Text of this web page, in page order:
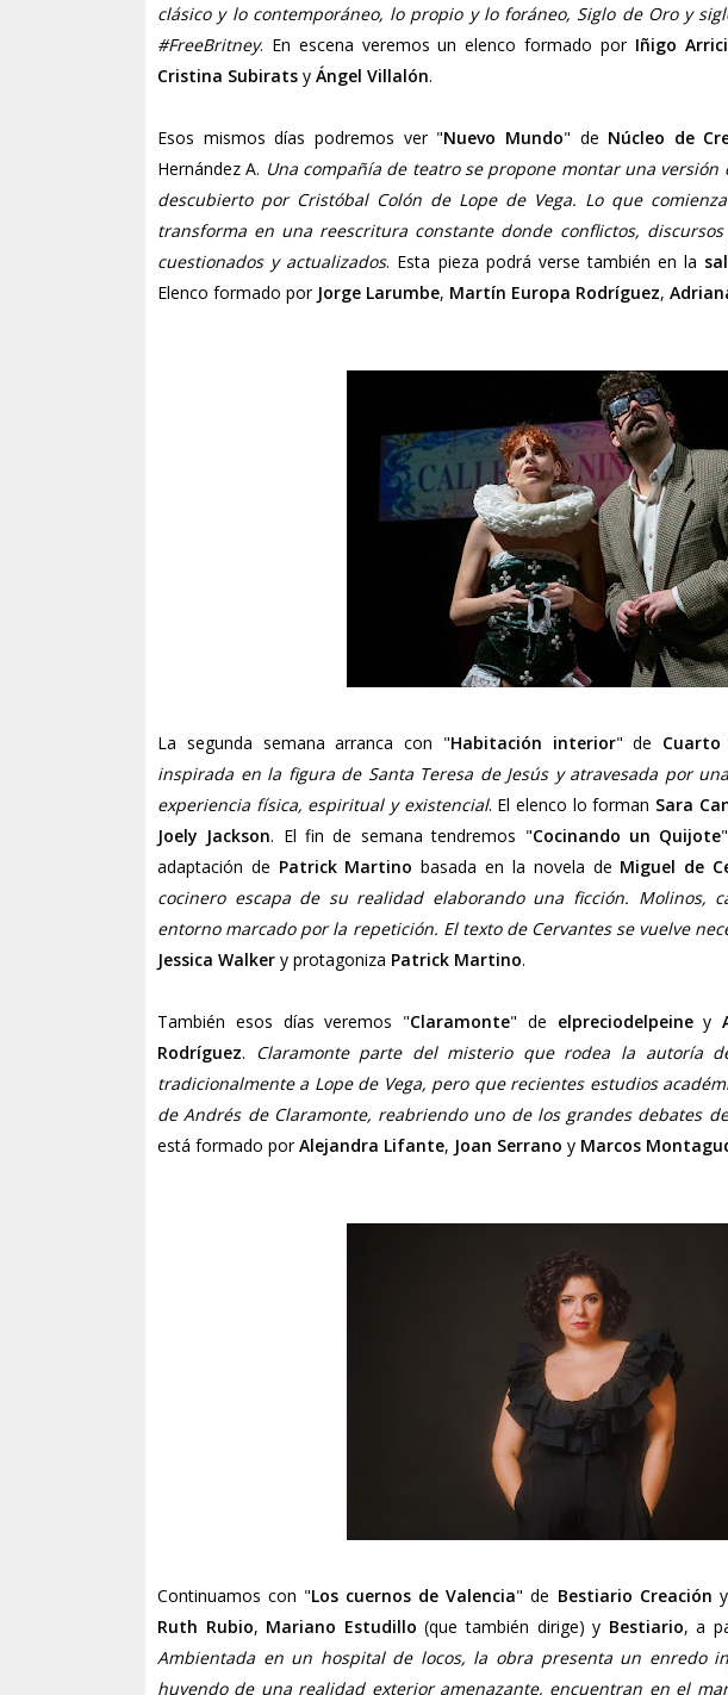
clásico y lo contemporáneo, lo propio y lo foráneo, Siglo de Oro y
#FreeBritney. En escena veremos un elenco formado por Iñigo
Cristina Subirats y Ángel Villalón.
Esos mismos días podremos ver "Nuevo Mundo" de Núcleo de
Hernández A. Una compañía de teatro se propone montar una
descubierto por Cristóbal Colón de Lope de Vega. Lo que
transforma en una reescritura constante donde conflictos,
cuestionados y actualizados. Esta pieza podrá verse también en la
Elenco formado por Jorge Larumbe, Martín Europa Rodríguez,
La segunda semana arranca con "Habitación interior" de Cuarto
inspirada en la figura de Santa Teresa de Jesús y atravesada por
experiencia física, espiritual y existencial. El elenco lo forman Sara
Joely Jackson. El fin de semana tendremos "Cocinando un Quijote
adaptación de Patrick Martino basada en la novela de Miguel de
cocinero escapa de su realidad elaborando una ficción. Molinos,
entorno marcado por la repetición. El texto de Cervantes se vuelve
Jessica Walker y protagoniza Patrick Martino.
También esos días veremos "Claramonte" de elpreciodelpeiney
Rodríguez. Claramonte parte del misterio que rodea la autoría
tradicionalmente a Lope de Vega, pero que recientes estudios
de Andrés de Claramonte, reabriendo uno de los grandes debates
está formado porAlejandra Lifante, Joan Serrano y Marcos
Continuamos con "Los cuernos de Valencia"de Bestiario Creación y
Ruth Rubio, Mariano Estudillo (que también dirige) y Bestiario, a
Ambientada en un hospital de locos, la obra presenta un enredo
huyendo de una realidad exterior amenazante, encuentran en el